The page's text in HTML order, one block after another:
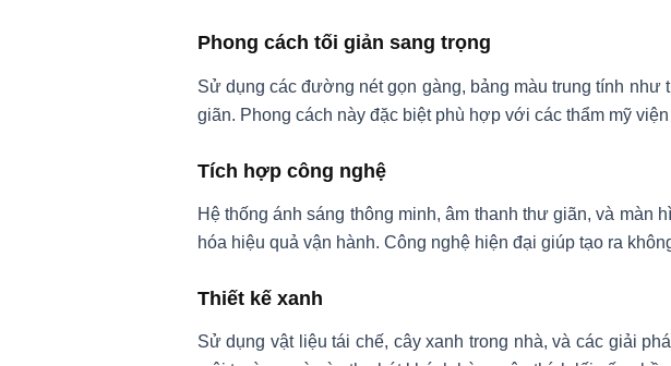
Phong cách tối giản sang trọng
Sử dụng các đường nét gọn gàng, bảng màu trung tính
giãn. Phong cách này đặc biệt phù hợp với các thẩm mỹ
Tích hợp công nghệ
Hệ thống ánh sáng thông minh, âm thanh thư giãn, và màn
hóa hiệu quả vận hành. Công nghệ hiện đại giúp tạo ra
Thiết kế xanh
Sử dụng vật liệu tái chế, cây xanh trong nhà, và các giải